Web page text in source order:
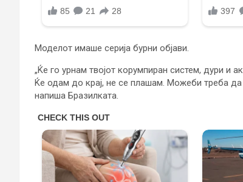
Моделот имаше серија бурни објави.
„Ќе го урнам твојот корумпиран систем, дури и
Ќе одам до крај, не се плашам. Можеби треба да
напиша Бразилката.